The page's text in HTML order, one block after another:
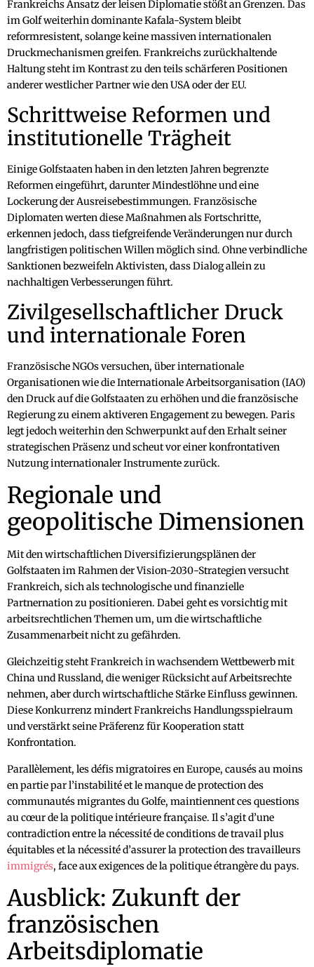
Frankreichs Ansatz der leisen Diplomatie stößt an Grenzen. Das
im Golf weiterhin dominante Kafala-System bleibt
reformresistent, solange keine massiven internationalen
Druckmechanismen greifen. Frankreichs zurückhaltende
Haltung steht im Kontrast zu den teils schärferen Positionen
anderer westlicher Partner wie den USA oder der EU.
Schrittweise Reformen und
institutionelle Trägheit
Einige Golfstaaten haben in den letzten Jahren begrenzte
Reformen eingeführt, darunter Mindestlöhne und eine
Lockerung der Ausreisebestimmungen. Französische
Diplomaten werten diese Maßnahmen als Fortschritte,
erkennen jedoch, dass tiefgreifende Veränderungen nur durch
langfristigen politischen Willen möglich sind. Ohne verbindliche
Sanktionen bezweifeln Aktivisten, dass Dialog allein zu
nachhaltigen Verbesserungen führt.
Zivilgesellschaftlicher Druck
und internationale Foren
Französische NGOs versuchen, über internationale
Organisationen wie die Internationale Arbeitsorganisation (IAO)
den Druck auf die Golfstaaten zu erhöhen und die französische
Regierung zu einem aktiveren Engagement zu bewegen. Paris
legt jedoch weiterhin den Schwerpunkt auf den Erhalt seiner
strategischen Präsenz und scheut vor einer konfrontativen
Nutzung internationaler Instrumente zurück.
Regionale und
geopolitische Dimensionen
Mit den wirtschaftlichen Diversifizierungsplänen der
Golfstaaten im Rahmen der Vision-2030-Strategien versucht
Frankreich, sich als technologische und finanzielle
Partnernation zu positionieren. Dabei geht es vorsichtig mit
arbeitsrechtlichen Themen um, um die wirtschaftliche
Zusammenarbeit nicht zu gefährden.
Gleichzeitig steht Frankreich in wachsendem Wettbewerb mit
China und Russland, die weniger Rücksicht auf Arbeitsrechte
nehmen, aber durch wirtschaftliche Stärke Einfluss gewinnen.
Diese Konkurrenz mindert Frankreichs Handlungsspielraum
und verstärkt seine Präferenz für Kooperation statt
Konfrontation.
Parallèlement, les défis migratoires en Europe, causés au moins
en partie par l’instabilité et le manque de protection des
communautés migrantes du Golfe, maintiennent ces questions
au cœur de la politique intérieure française. Il s’agit d’une
contradiction entre la nécessité de conditions de travail plus
équitables et la nécessité d’assurer la protection des travailleurs
immigrés, face aux exigences de la politique étrangère du pays.
Ausblick: Zukunft der
französischen
Arbeitsdiplomatie